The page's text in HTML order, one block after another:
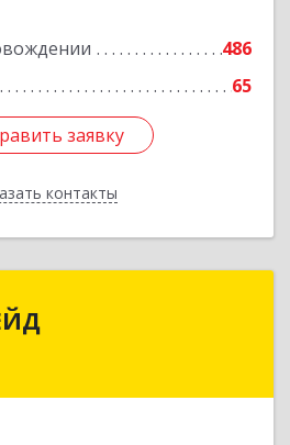
486
65
заявку
контакты
заявку
Назад
Грозный г, Полярников